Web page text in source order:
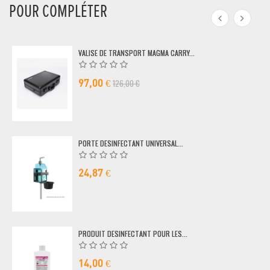
POUR COMPLÉTER
VALISE DE TRANSPORT MAGMA CARRY...
97,00 €126,00 €
PORTE DESINFECTANT UNIVERSAL...
24,87 €
PRODUIT DESINFECTANT POUR LES...
14,00 €